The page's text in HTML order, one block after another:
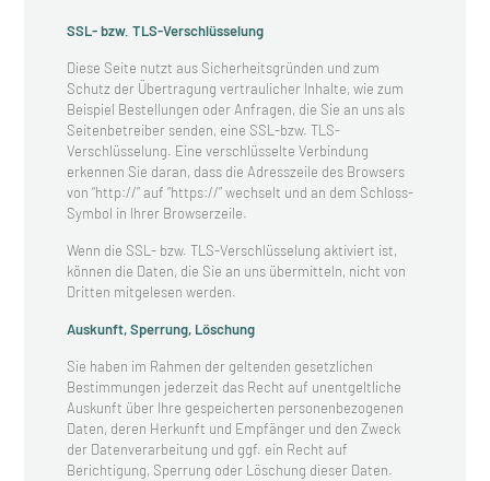
SSL- bzw. TLS-Verschlüsselung
Diese Seite nutzt aus Sicherheitsgründen und zum
Schutz der Übertragung vertraulicher Inhalte, wie zum
Beispiel Bestellungen oder Anfragen, die Sie an uns als
Seitenbetreiber senden, eine SSL-bzw. TLS-
Verschlüsselung. Eine verschlüsselte Verbindung
erkennen Sie daran, dass die Adresszeile des Browsers
von “http://” auf “https://” wechselt und an dem Schloss-
Symbol in Ihrer Browserzeile.
Wenn die SSL- bzw. TLS-Verschlüsselung aktiviert ist,
können die Daten, die Sie an uns übermitteln, nicht von
Dritten mitgelesen werden.
Auskunft, Sperrung, Löschung
Sie haben im Rahmen der geltenden gesetzlichen
Bestimmungen jederzeit das Recht auf unentgeltliche
Auskunft über Ihre gespeicherten personenbezogenen
Daten, deren Herkunft und Empfänger und den Zweck
der Datenverarbeitung und ggf. ein Recht auf
Berichtigung, Sperrung oder Löschung dieser Daten.